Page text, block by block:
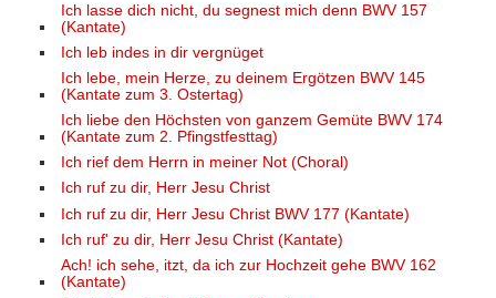
Ich lasse dich nicht, du segnest mich denn BWV 157
(Kantate)
Ich leb indes in dir vergnüget
Ich lebe, mein Herze, zu deinem Ergötzen BWV 145
(Kantate zum 3. Ostertag)
Ich liebe den Höchsten von ganzem Gemüte BWV 174
(Kantate zum 2. Pfingstfesttag)
Ich rief dem Herrn in meiner Not (Choral)
Ich ruf zu dir, Herr Jesu Christ
Ich ruf zu dir, Herr Jesu Christ BWV 177 (Kantate)
Ich ruf' zu dir, Herr Jesu Christ (Kantate)
Ach! ich sehe, itzt, da ich zur Hochzeit gehe BWV 162
(Kantate)